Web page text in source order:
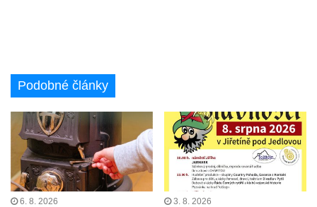
Podobné články
6. 8. 2026 3. 8. 2026